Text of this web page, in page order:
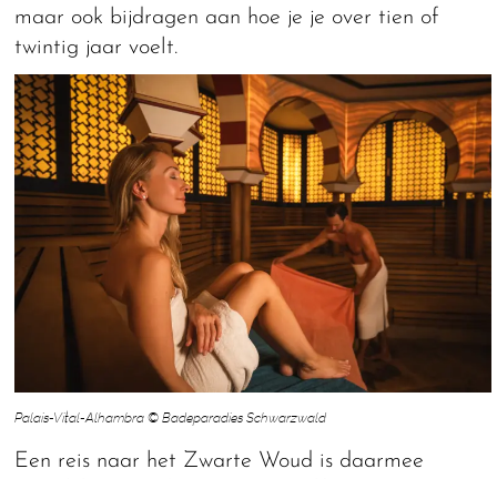
maar ook bijdragen aan hoe je je over tien of
twintig jaar voelt.
Palais-Vital-Alhambra © Badeparadies Schwarzwald
Een reis naar het Zwarte Woud is daarmee